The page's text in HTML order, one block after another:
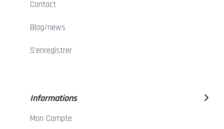
Contact
Blog/news
S'enregistrer
Informations
Mon Compte